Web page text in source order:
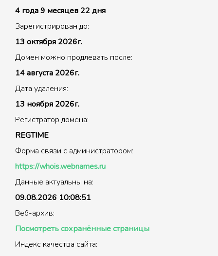
4 года 9 месяцев 22 дня
Зарегистрирован до:
13 октября 2026г.
Домен можно продлевать после:
14 августа 2026г.
Дата удаления:
13 ноября 2026г.
Регистратор домена:
REGTIME
Форма связи с администратором:
https://whois.webnames.ru
Данные актуальны на:
09.08.2026 10:08:51
Веб-архив:
Посмотреть сохранённые страницы
Индекс качества сайта: